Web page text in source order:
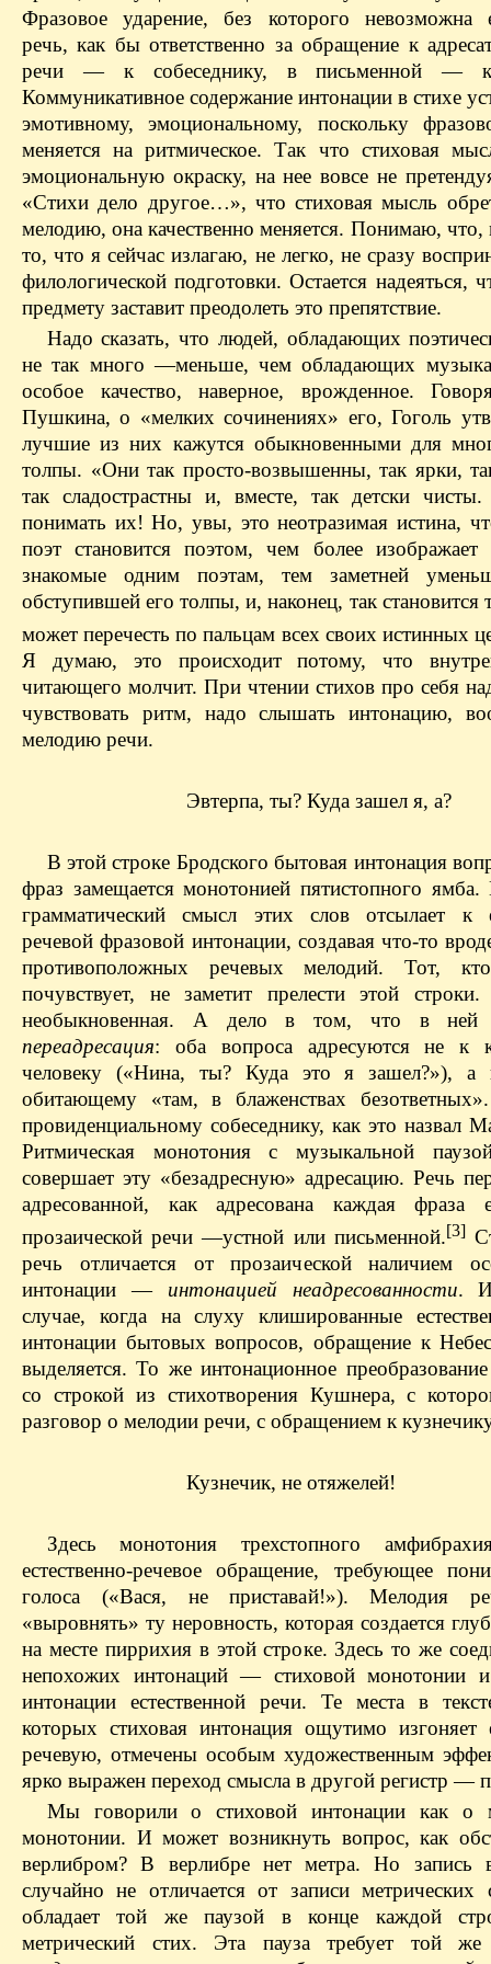
Фразовое ударение, без которого невозможна
речь, как бы ответственно за обращение к
речи — ​к собеседнику, в письменной — ​к
Коммуникативное содержание интонации в стихе
эмотивному, эмоциональному, поскольку
меняется на ритмическое. Так что стиховая
эмоциональную окраску, на нее вовсе не
«Стихи дело другое…», что стиховая мысль
мелодию, она качественно меняется. Понимаю,
то, что я сейчас излагаю, не легко, не сразу
филологической подготовки. Остается надеяться,
предмету заставит преодолеть это препятствие.
Надо сказать, что людей, обладающих
не так много — ​меньше, чем обладающих
особое качество, наверное, врожденное.
Пушкина, о «мелких сочинениях» его, Гоголь
лучшие из них кажутся обыкновенными для
толпы. «Они так просто-возвышенны, так ярки,
так сладострастны и, вместе, так детски
понимать их! Но, увы, это неотразимая истина,
поэт становится поэтом, чем более изображает
знакомые одним поэтам, тем заметней
обступившей его толпы, и, наконец, так становится
может перечесть по пальцам всех своих истинных
Я думаю, это происходит потому, что
читающего молчит. При чтении стихов про себя
чувствовать ритм, надо слышать интонацию,
мелодию речи.
Эвтерпа, ты? Куда зашел я, а?
В этой строке Бродского бытовая интонация
фраз замещается монотонией пятистопного ямба.
грамматический смысл этих слов отсылает к
речевой фразовой интонации, создавая что-то
противоположных речевых мелодий. Тот,
почувствует, не заметит прелести этой
необыкновенная. А дело в том, что в ней
переадресация: оба вопроса адресуются не к
человеку («Нина, ты? Куда это я зашел?»), а
обитающему «там, в блаженствах
провиденциальному собеседнику, как это назвал
Ритмическая монотония с музыкальной
совершает эту «безадресную» адресацию. Речь
адресованной, как адресована каждая фраза
прозаической речи — ​устной или письменной.[3]
речь отличается от прозаической наличием
интонации — ​ интонацией неадресованности.
случае, когда на слуху клишированные
интонации бытовых вопросов, обращение к
выделяется. То же интонационное
со строкой из стихотворения Кушнера, с
разговор о мелодии речи, с обращением к
Кузнечик, не отяжелей!
Здесь монотония трехстопного
естественно-речевое обращение, требующее
голоса («Вася, не приставай!»). Мелодия
«выровнять» ту неровность, которая создается
на месте пиррихия в этой строке. Здесь то же
непохожих интонаций — ​стиховой монотонии и
интонации естественной речи. Те места в
которых стиховая интонация ощутимо изгоняет
речевую, отмечены особым художественным
ярко выражен переход смысла в другой регистр —
Мы говорили о стиховой интонации как о
монотонии. И может возникнуть вопрос, как
верлибром? В верлибре нет метра. Но запись
случайно не отличается от записи метрических
обладает той же паузой в конце каждой
метрический стих. Эта пауза требует той